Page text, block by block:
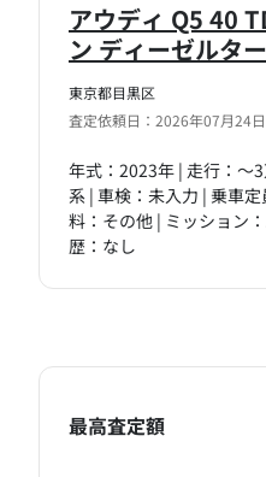
東京都目黒区
査定依頼日：2026年07月24日
アウディ Q5 40
ン ディーゼルタ
年式：2023年 | 走行：～
系 | 車検：未入力 | 乗車
料：その他 | ミッション
歴：なし
最高査定額